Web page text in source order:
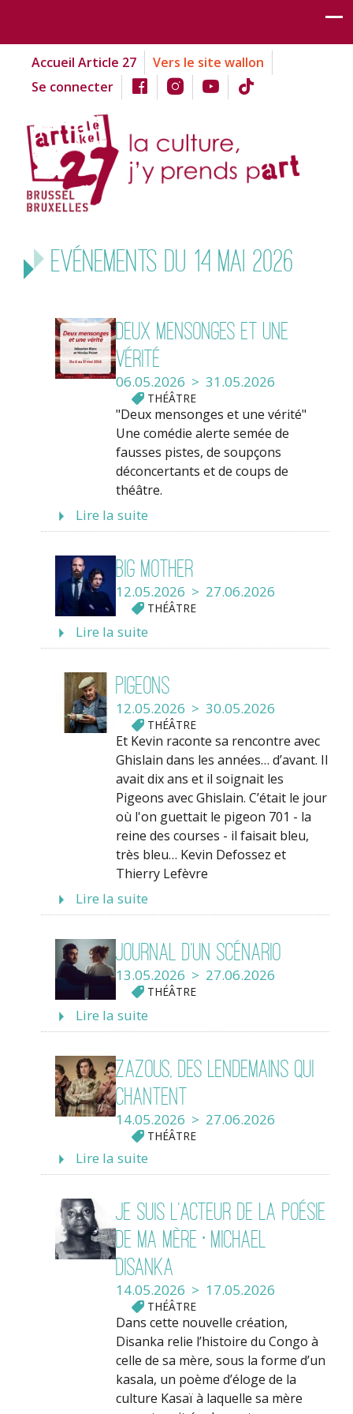
Accueil Article 27
Vers le site wallon
Se connecter
Evénements du 14 mai 2026
Deux mensonges et une
vérité
06.05.2026 > 31.05.2026
THÉÂTRE
"Deux mensonges et une vérité"
Une comédie alerte semée de
fausses pistes, de soupçons
déconcertants et de coups de
théâtre.
Lire la suite
Big mother
12.05.2026 > 27.06.2026
THÉÂTRE
Lire la suite
Pigeons
12.05.2026 > 30.05.2026
THÉÂTRE
Et Kevin raconte sa rencontre avec
Ghislain dans les années… d’avant. Il
avait dix ans et il soignait les
Pigeons avec Ghislain. C’était le jour
où l'on guettait le pigeon 701 - la
reine des courses - il faisait bleu,
très bleu… Kevin Defossez et
Thierry Lefèvre
Lire la suite
Journal d’un scénario
13.05.2026 > 27.06.2026
THÉÂTRE
Lire la suite
Zazous, des lendemains qui
chantent
14.05.2026 > 27.06.2026
THÉÂTRE
Lire la suite
Je suis l’acteur de la poésie
de ma mère • Michael
Disanka
14.05.2026 > 17.05.2026
THÉÂTRE
Dans cette nouvelle création,
Disanka relie l’histoire du Congo à
celle de sa mère, sous la forme d’un
kasala, un poème d’éloge de la
culture Kasaï à laquelle sa mère